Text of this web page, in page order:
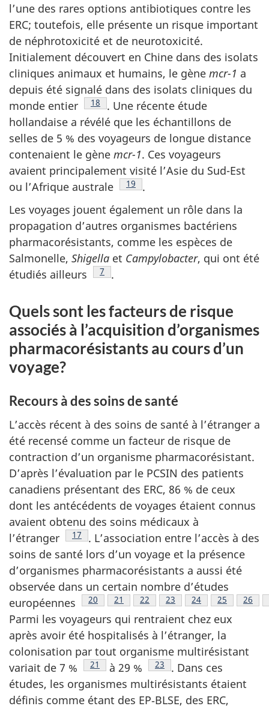
l’une des rares options antibiotiques contre les
ERC; toutefois, elle présente un risque important
de néphrotoxicité et de neurotoxicité.
Initialement découvert en Chine dans des isolats
cliniques animaux et humains, le gène mcr-1 a
depuis été signalé dans des isolats cliniques du
monde entier Note de bas de page
18 . Une récente étude
hollandaise a révélé que les échantillons de
selles de 5 % des voyageurs de longue distance
contenaient le gène mcr-1. Ces voyageurs
avaient principalement visité l’Asie du Sud-Est
ou l’Afrique australe Note de bas de page
19
.
Les voyages jouent également un rôle dans la
propagation d’autres organismes bactériens
pharmacorésistants, comme les espèces de
Salmonelle, Shigella et Campylobacter, qui ont été
étudiés ailleurs Note de bas de page
7 .
Quels sont les facteurs de risque
associés à l’acquisition d’organismes
pharmacorésistants au cours d’un
voyage?
Recours à des soins de santé
L’accès récent à des soins de santé à l’étranger a
été recensé comme un facteur de risque de
contraction d’un organisme pharmacorésistant.
D’après l’évaluation par le PCSIN des patients
canadiens présentant des ERC, 86 % de ceux
dont les antécédents de voyages étaient connus
avaient obtenu des soins médicaux à
l’étranger
Note de bas de page
17 . L’association entre l’accès à des
soins de santé lors d’un voyage et la présence
d’organismes pharmacorésistants a aussi été
observée dans un certain nombre d’études
européennes
Note de bas de page
20 Note de bas de page
21 Note de bas de page
22 Note de bas de page
23 Note de bas de
24 Note de bas
25 Note
26
Parmi les voyageurs qui rentraient chez eux
après avoir été hospitalisés à l’étranger, la
colonisation par tout organisme multirésistant
variait de 7 % Note de bas de page
21 à 29 % Note de bas de page
23 . Dans ces
études, les organismes multirésistants étaient
définis comme étant des EP‑BLSE, des ERC,